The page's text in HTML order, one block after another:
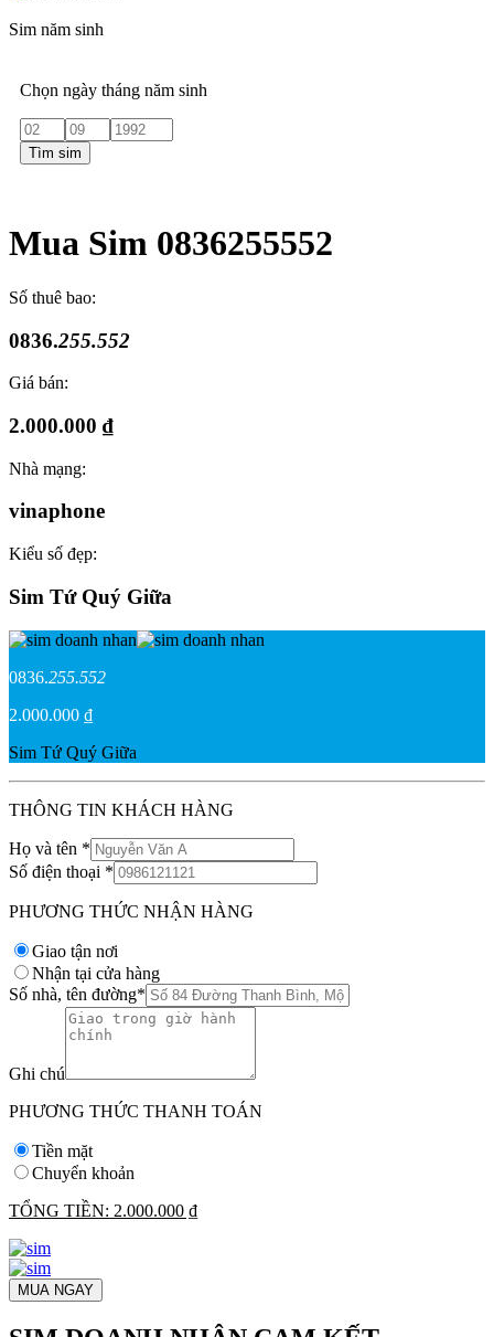
Sim năm sinh
Chọn ngày tháng năm sinh
Tìm sim
Mua Sim 0836255552
Số thuê bao:
0836.255.552
Giá bán:
2.000.000 ₫
Nhà mạng:
vinaphone
Kiểu số đẹp:
Sim Tứ Quý Giữa
0836.255.552
2.000.000 ₫
Sim Tứ Quý Giữa
THÔNG TIN KHÁCH HÀNG
Họ và tên *
Số điện thoại *
PHƯƠNG THỨC NHẬN HÀNG
Giao tận nơi
Nhận tại cửa hàng
Số nhà, tên đường*
Ghi chú
PHƯƠNG THỨC THANH TOÁN
Tiền mặt
Chuyển khoản
TỔNG TIỀN: 2.000.000 ₫
MUA NGAY